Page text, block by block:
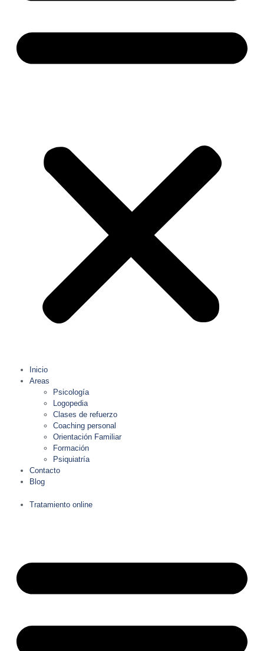
Inicio
Areas
Psicología
Logopedia
Clases de refuerzo
Coaching personal
Orientación Familiar
Formación
Psiquiatría
Contacto
Blog
Tratamiento online